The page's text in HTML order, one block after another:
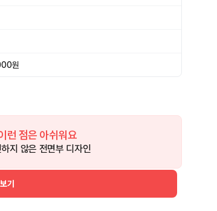
원
런 점은 아쉬워요
지 않은 전면부 디자인
기